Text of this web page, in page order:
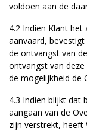
voldoen aan de
4.2 Indien Klant
aanvaard,
de ontvangst van
ontvangst van
de mogelijkheid de
4.3 Indien blijkt dat
aangaan van de
zijn verstrekt, heeft